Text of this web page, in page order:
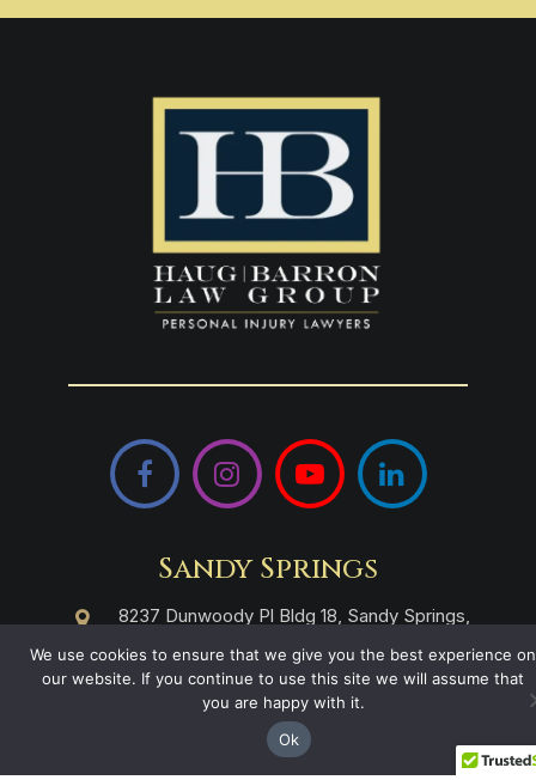
FacebookInstagramYouTube LinkedIn
Sandy Springs
8237 Dunwoody Pl Bldg 18, Sandy Springs,
(844) 428-4529
prospects@hblg.law
We use cookies to ensure that we give you the best experience on
our website. If you continue to use this site we will assume that
you are happy with it.
Ok